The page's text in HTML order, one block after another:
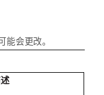
能会更改。